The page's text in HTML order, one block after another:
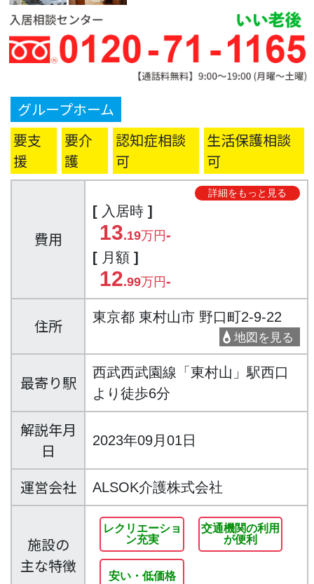
グループホーム
要支
援
要介
護
認知症相談
可
生活保護相談
可
費用
詳細をもっと見る
[ 入居時 ]
13.19万円-
[ 月額 ]
12.99万円-
住所 東京都 東村山市 野口町2-9-22
地図を見る
最寄り駅
西武西武園線「東村山」駅西口
より徒歩6分
解説年月
日
2023年09月01日
運営会社 ALSOK介護株式会社
施設の
主な特徴
レクリエーショ
ン充実
交通機関の利用
が便利
安い・低価格